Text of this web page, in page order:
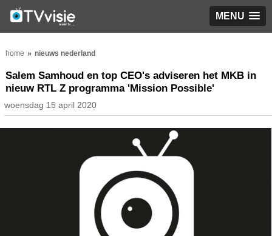
MENU
home nieuws nederland
Salem Samhoud en top CEO's adviseren het MKB in
nieuw RTL Z programma 'Mission Possible'
woensdag 15 april 2020